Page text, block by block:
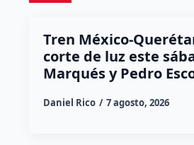
Tren México-
corte de luz este
Marqués y Pedro
Daniel Rico 7 agosto, 2026